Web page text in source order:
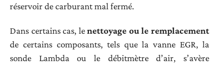
réservoir de carburant mal fermé.
Dans certains cas, lenettoyage ou le remplacement
de certains composants, tels que la vanne EGR, la
sonde Lambda ou le débitmètre d’air, s’avère